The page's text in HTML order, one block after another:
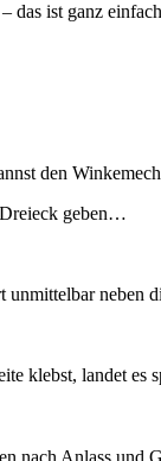
das ist ganz
den
geben…
neben
klebst, landet es